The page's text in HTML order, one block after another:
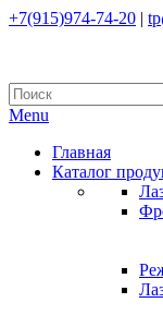
+7(915)974-74-20 |
Menu
Главная
Каталог